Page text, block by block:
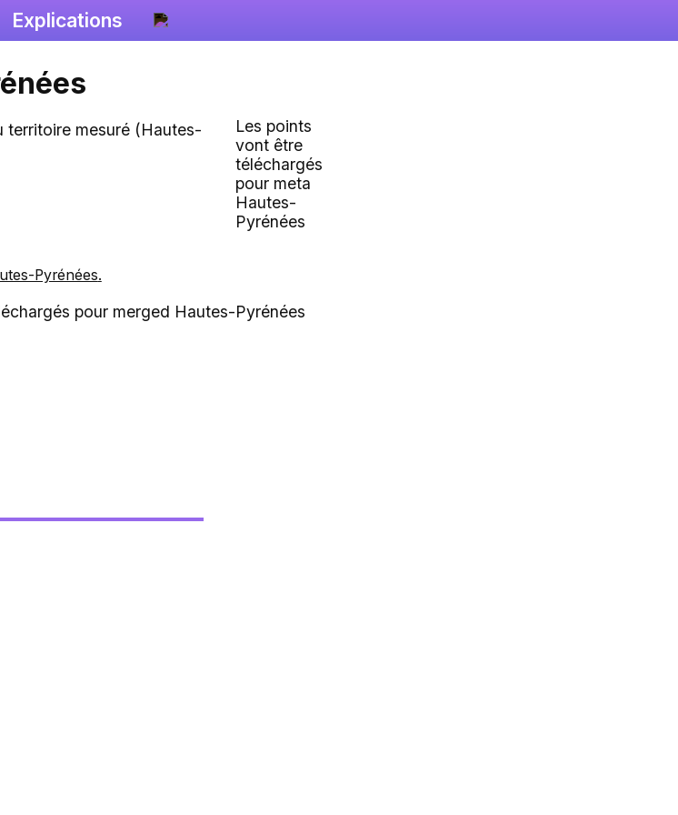
Explications
Les points
vont être
téléchargés
pour meta
Hautes-
Pyrénées
Pyrénées.
pour merged Hautes-Pyrénées